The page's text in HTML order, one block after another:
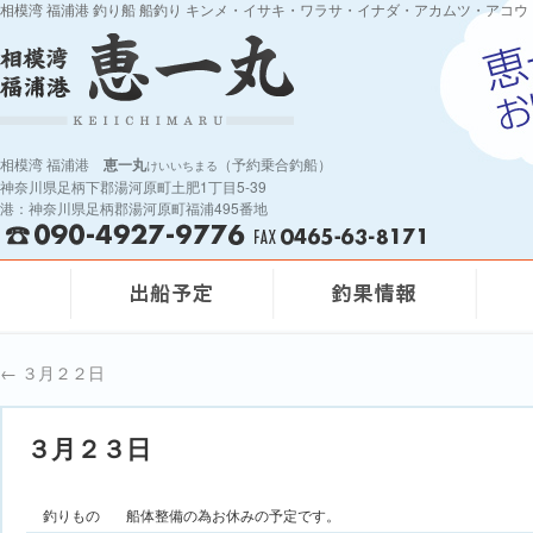
相模湾 福浦港 釣り船 船釣り キンメ・イサキ・ワラサ・イナダ・アカムツ・アコ
相模湾 福浦港 恵一丸けいいちまる
（予約乗合釣船）
神奈川県足柄下郡湯河原町土肥1丁目5-39
港：神奈川県足柄郡湯河原町福浦495番地
← ３月２２日
３月２３日
釣りもの 船体整備の為お休みの予定です。